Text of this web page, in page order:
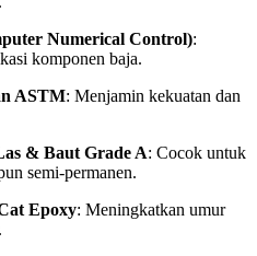
Numerical Control):
komponen baja.
ASTM: Menjamin kekuatan dan
& Baut Grade A: Cocok untuk
semi-permanen.
Epoxy: Meningkatkan umur